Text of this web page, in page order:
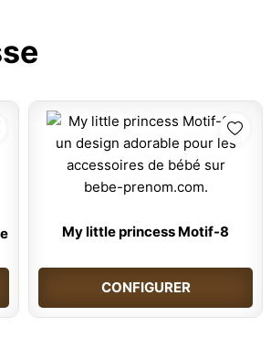
My little princess Motif-8
CONFIGURER